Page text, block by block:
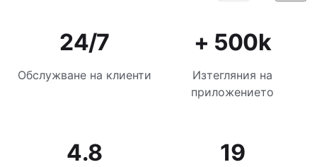
24/7
Обслужване на клиенти
+ 500k
Изтегляния на
приложението
4.8 19